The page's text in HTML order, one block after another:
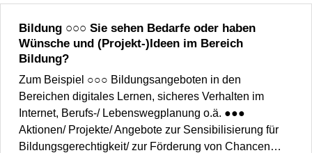
Bildung ○○○ Sie sehen Bedarfe oder haben
Wünsche und (Projekt-)Ideen im Bereich
Bildung?
Zum Beispiel ○○○ Bildungsangeboten in den
Bereichen digitales Lernen, sicheres Verhalten im
Internet, Berufs-/ Lebenswegplanung o.ä. ●●●
Aktionen/ Projekte/ Angebote zur Sensibilisierung für
Bildungsgerechtigkeit/ zur Förderung von Chancen…